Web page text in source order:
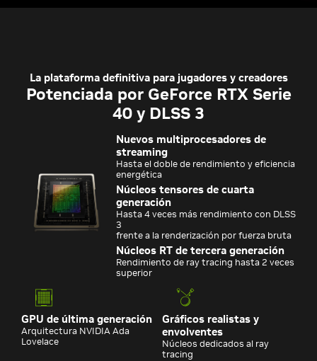
La plataforma definitiva para jugadores y creadores
Potenciada por GeForce RTX Serie
40 y DLSS 3
Nuevos multiprocesadores de
streaming
Hasta el doble de rendimiento y eficiencia
energética
Núcleos tensores de cuarta
generación
Hasta 4 veces más rendimiento con DLSS
3
frente a la renderización por fuerza bruta
Núcleos RT de tercera generación
Rendimiento de ray tracing hasta 2 veces
superior
GPU de última generación
Arquitectura NVIDIA Ada
Lovelace
Gráficos realistas y
envolventes
Núcleos dedicados al ray
tracing